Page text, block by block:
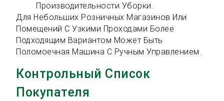
Производительности Уборки.
Для Небольших Розничных Магазинов Или
Помещений С Узкими Проходами Более
Подходящим Вариантом Может Быть
Поломоечная Машина С Ручным Управлением.
Контрольный Список
Покупателя